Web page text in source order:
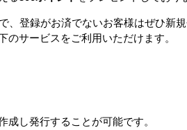
車 ネスティング
、登録がお済でないお客様はぜひ新
サービスをご利用いただけます。
し発行することが可能です。